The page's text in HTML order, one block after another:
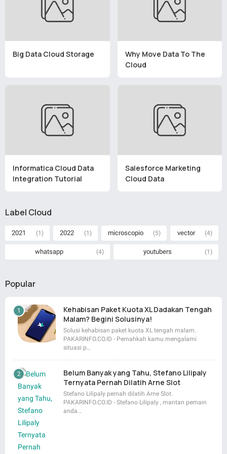
Big Data Cloud Storage
Why Move Data To The
Cloud
Informatica Cloud Data
Integration Tutorial
Salesforce Marketing
Cloud Data
Label Cloud
2021 (1) 2022 (1) microscopio (5) vector (4)
whatsapp (4) youtubers (1)
Popular
Kehabisan Paket Kuota XL Dadakan Tengah
Malam? Begini Solusinya!
Solusi kehabisan paket kuota XL tengah malam.
PAKARINFO.CO.ID - Pernahkah kamu mengalami
situasi p…
Belum Banyak yang Tahu, Stefano Lilipaly
Ternyata Pernah Dilatih Arne Slot
Stefano Lilipaly pernah dilatih Arne Slot.
PAKARINFO.CO.ID - Stefano Lilipaly , mantan pemain
anda…